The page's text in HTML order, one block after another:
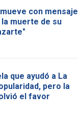
con mensaje
muerte de su
que ayudó a La
pero la
el favor